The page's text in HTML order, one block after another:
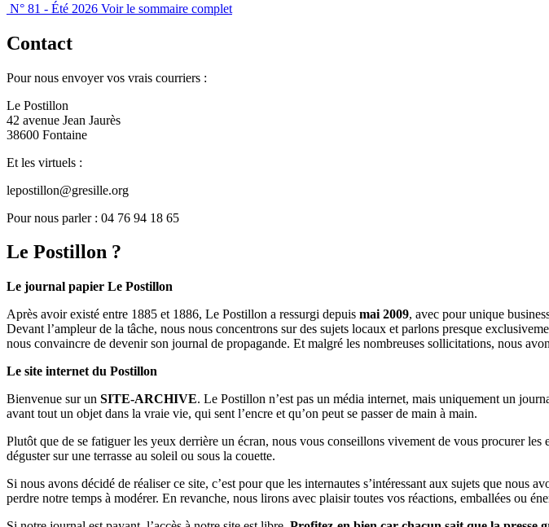
N° 81 - Été 2026 Voir le sommaire complet
Contact
Pour nous envoyer vos vrais courriers :
Le Postillon
42 avenue Jean Jaurès
38600 Fontaine
Et les virtuels :
lepostillon@gresille.org
Pour nous parler : 04 76 94 18 65
Le Postillon ?
Le journal papier Le Postillon
Après avoir existé entre 1885 et 1886, Le Postillon a ressurgi depuis mai 2009, avec pour unique
Devant l’ampleur de la tâche, nous nous concentrons sur des sujets locaux et parlons presque
nous convaincre de devenir son journal de propagande. Et malgré les nombreuses sollicitations, nous
Le site internet du Postillon
Bienvenue sur un SITE-ARCHIVE. Le Postillon n’est pas un média internet, mais uniquement un
avant tout un objet dans la vraie vie, qui sent l’encre et qu’on peut se passer de main à main.
Plutôt que de se fatiguer les yeux derrière un écran, nous vous conseillons vivement de vous procurer
déguster sur une terrasse au soleil ou sous la couette.
Si nous avons décidé de réaliser ce site, c’est pour que les internautes s’intéressant aux sujets que
perdre notre temps à modérer. En revanche, nous lirons avec plaisir toutes vos réactions, emballées ou